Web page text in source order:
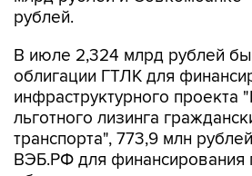
В июле 2,324 млрд рублей
инфраструктурного проекта
льготного лизинга
транспорта", 773,9 млн
ВЭБ.РФ для финансирования
обновлению подвижного
Петербургского